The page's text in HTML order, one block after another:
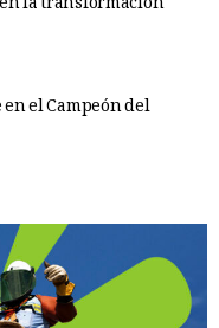
en el Campeón del